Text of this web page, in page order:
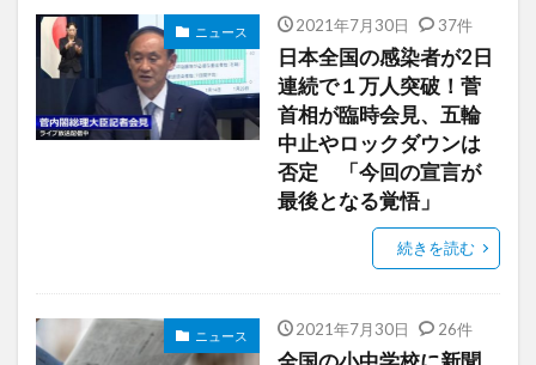
ニュース 2021年7月30日 37件
日本全国の感染者が2日
連続で１万人突破！菅
首相が臨時会見、五輪
中止やロックダウンは
否定 「今回の宣言が
最後となる覚悟」
続きを読む
ニュース 2021年7月30日 26件